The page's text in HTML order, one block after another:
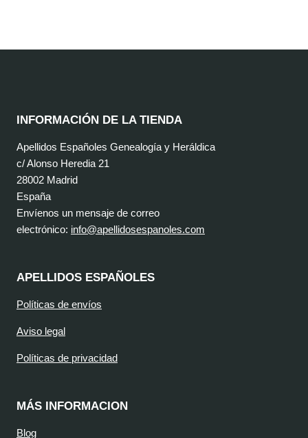
INFORMACIÓN DE LA TIENDA
Apellidos Españoles Genealogía y Heráldica
c/ Alonso Heredia 21
28002 Madrid
España
Envíenos un mensaje de correo
electrónico: info@apellidosespanoles.com
APELLIDOS ESPAÑOLES
Políticas de envíos
Aviso legal
Políticas de privacidad
MÁS INFORMACION
Blog